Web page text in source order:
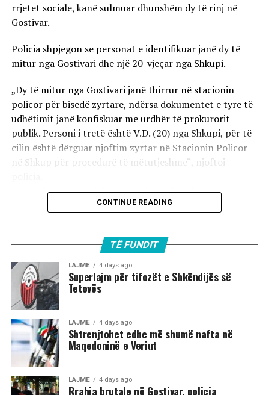
rrjetet sociale, kanë sulmuar dhunshëm dy të rinj në
Gostivar.
Policia shpjegon se personat e identifikuar janë dy të
mitur nga Gostivari dhe një 20-vjeçar nga Shkupi.
„Dy të mitur nga Gostivari janë thirrur në stacionin
policor për bisedë zyrtare, ndërsa dokumentet e tyre të
udhëtimit janë konfiskuar me urdhër të prokurorit
publik. Personi i tretë është V.D. (20) nga Shkupi, për të
cilin është dërguar njoftim zyrtar në Stacionin Policor
në Shkup për procedurë të mëtutjeshme“, njoftoi
Ata theksojnë se ndaj të treve do të zbatohet një
procedurë e përshpejtuar para gjykatës sapo të
autoriteteve, sulmi ka ndodhur në orët e para të
mëngjesit të 2 gushtit në rrugën „Borçe Jovanoski“, ku
dy të rinj janë goditur me mjete dhe shkopinj druri.
Në rrjetet sociale u shfaq një video-incizim shqetësues
nga Gostivari, në të cilin shfaqet një përleshje e ashpër
fizike mes një grupi më të madh të rinjsh.
Sipas informacioneve të publikuara, gjatë rrahjes, njëri
nga djemtë është goditur në pjesën e kokës, pas së cilës
ka rënë në tokë dhe ka mbetur i palëvizshëm.
Përkundër faktit se po shtrihej në rrugë, në incizim
CONTINUE READING
TË FUNDIT
LAJME 4 days ago
Superlajm për tifozët e Shkëndijës së
Tetovës
LAJME 4 days ago
Shtrenjtohet edhe më shumë nafta në
Maqedoninë e Veriut
LAJME 4 days ago
Rrahja brutale në Gostivar, policia